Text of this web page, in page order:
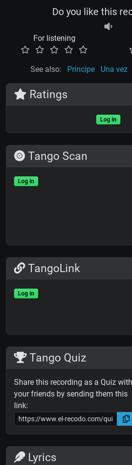
Do you like this
For listening
See also: Príncipe Una vez
Ratings
Log in
Tango Scan
Log in
TangoLink
Log in
Tango Quiz
Share this recording as a Quiz with
your friends by sending them this
link:
Lyrics